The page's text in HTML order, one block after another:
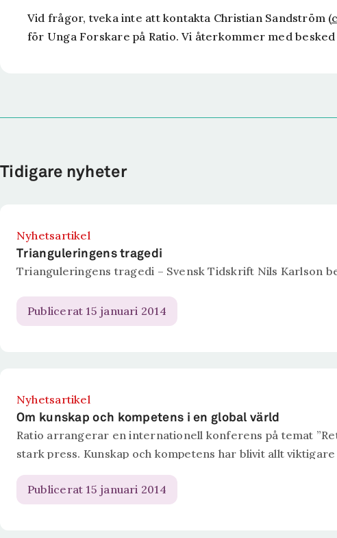
Vid frågor, tveka inte att kontakta Christian Sandström (
för Unga Forskare på Ratio. Vi återkommer med besked
Tidigare nyheter
Nyhetsartikel
Trianguleringens tragedi
Trianguleringens tragedi – Svensk Tidskrift Nils Karlson
Publicerat 15 januari 2014
Nyhetsartikel
Om kunskap och kompetens i en global värld
Ratio arrangerar en internationell konferens på temat
stark press. Kunskap och kompetens har blivit allt
Publicerat 15 januari 2014